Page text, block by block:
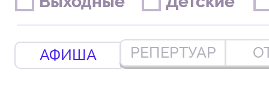
АФИША РЕПЕРТУАР